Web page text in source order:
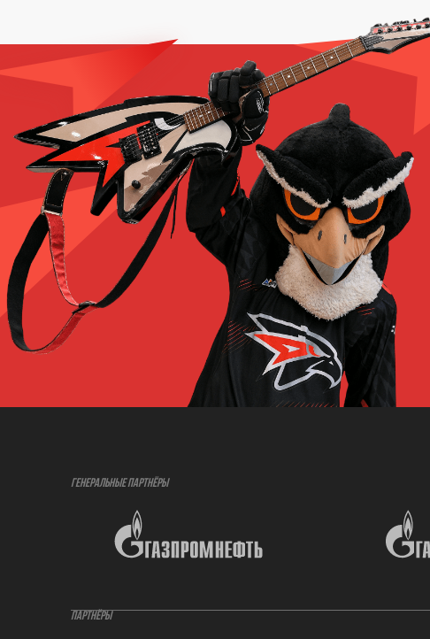
54:32
В. Кошечкин
54:37
Замена вратаря
В. Кошечкин
Без вратаря
Замена вратаря
Без вратаря
В. Кошечкин
ГЕНЕРАЛЬНЫЕ ПАРТНЁРЫ
ПАРТНЁРЫ